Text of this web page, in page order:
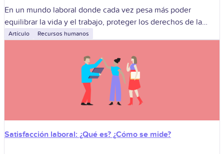
En un mundo laboral donde cada vez pesa más poder
equilibrar la vida y el trabajo, proteger los derechos de la
maternidad es mucho más que cumplir una norma: es
Artículo Recursos humanos
Satisfacción laboral: ¿Qué es? ¿Cómo se mide?